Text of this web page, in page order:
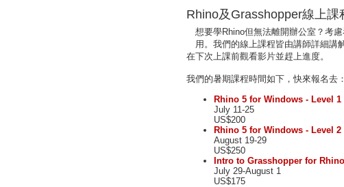
Rhino及Grasshopper線上課
想要學Rhino但無法離開辦公室？考
用。我們的線上課程皆由講師詳細講
在下次上課前觀看影片並趕上進度。
我們的暑期課程時間如下，快來報名去：
Rhino 5 for Windows - Level 1
July 11-25
US$200
Rhino 5 for Windows - Level 2
August 19-29
US$250
Intro to Grasshopper for
July 29-August 1
US$175